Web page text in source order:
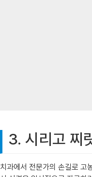
3. 시리고 찌
치과에서 전문가의 손길로 고